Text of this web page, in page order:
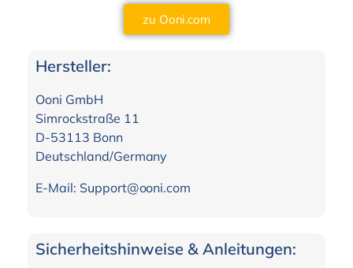
zu Ooni.com
Hersteller:
Ooni GmbH
Simrockstraße 11
D-53113 Bonn
Deutschland/Germany
E-Mail: Support@ooni.com
Sicherheitshinweise & Anleitungen: